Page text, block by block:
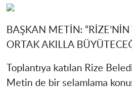
BAŞKAN METİN: “RİZE’NİN
ORTAK AKILLA
Toplantıya katılan Rize
Metin de bir selamlama